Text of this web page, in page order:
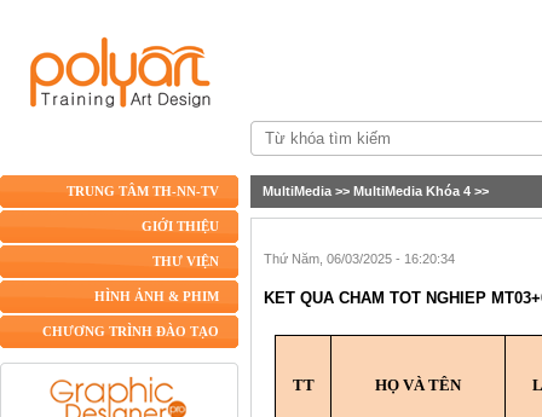
TRUNG TÂM TH-NN-TV
GIỚI THIỆU
THƯ VIỆN
HÌNH ẢNH & PHIM
CHƯƠNG TRÌNH ĐÀO TẠO
MultiMedia >> MultiMedia Khóa 4 >>
Thứ Năm, 06/03/2025 - 16:20:34
KET QUA CHAM TOT NGHIEP
TT HỌ VÀ TÊN